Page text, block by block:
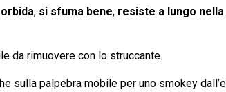
, si sfuma bene, resiste a lungo
da rimuovere con lo struccante.
sulla palpebra mobile per uno smokey